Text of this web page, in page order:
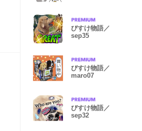
びすけ物語／
sep35
びすけ物語／
maro07
びすけ物語／
sep32